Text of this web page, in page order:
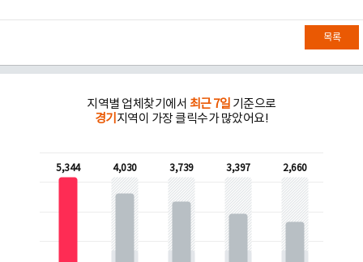
목록
지역별 업체찾기에서 최근 7일 기준으로
경기 지역이 가장 클릭수가 많았어요!
5,344 4,030 3,739 3,397 2,660